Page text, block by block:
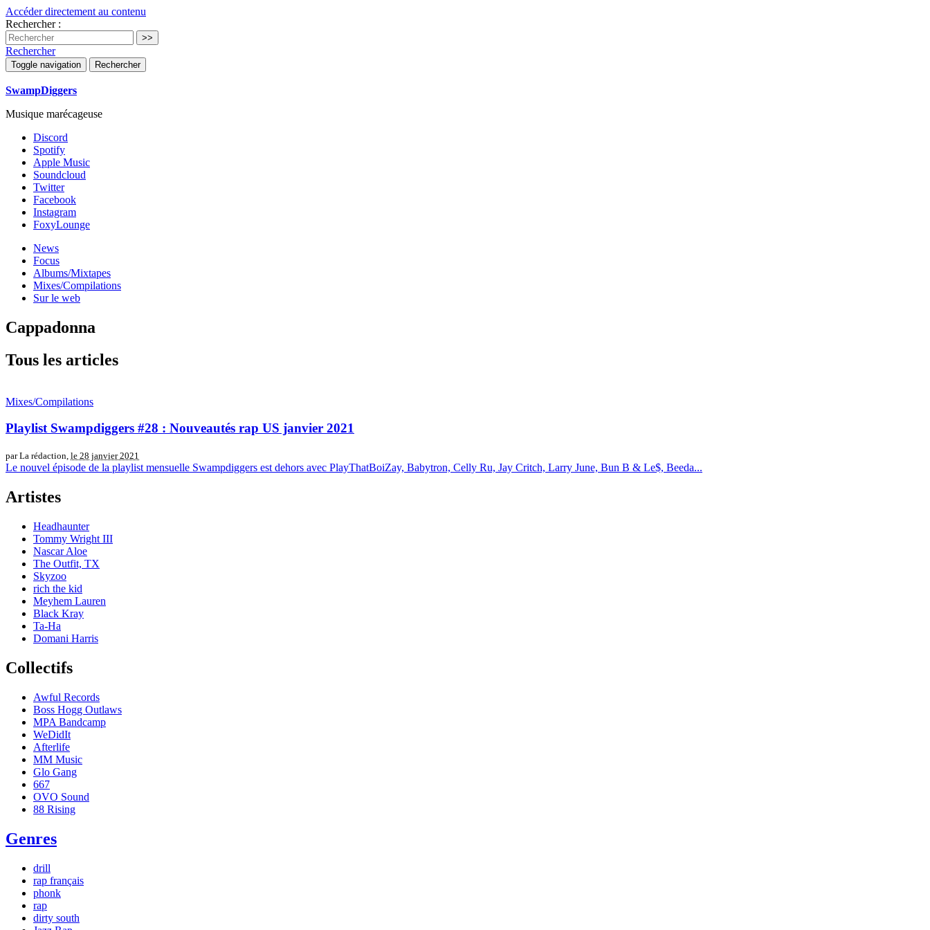
Accéder directement au contenu
Rechercher :
Rechercher
Toggle navigation Rechercher
SwampDiggers
Musique marécageuse
Discord
Spotify
Apple Music
Soundcloud
Twitter
Facebook
Instagram
FoxyLounge
News
Focus
Albums/Mixtapes
Mixes/Compilations
Sur le web
Cappadonna
Tous les articles
Mixes/Compilations
Playlist Swampdiggers #28 : Nouveautés rap US janvier 2021
par La rédaction, le 28 janvier 2021
Le nouvel épisode de la playlist mensuelle Swampdiggers est dehors avec PlayThatBoiZay, Babytron, Celly Ru, Jay Critch, Larry June, Bun B & Le$, Beeda...
Artistes
Headhaunter
Tommy Wright III
Nascar Aloe
The Outfit, TX
Skyzoo
rich the kid
Meyhem Lauren
Black Kray
Ta-Ha
Domani Harris
Collectifs
Awful Records
Boss Hogg Outlaws
MPA Bandcamp
WeDidIt
Afterlife
MM Music
Glo Gang
667
OVO Sound
88 Rising
Genres
drill
rap français
phonk
rap
dirty south